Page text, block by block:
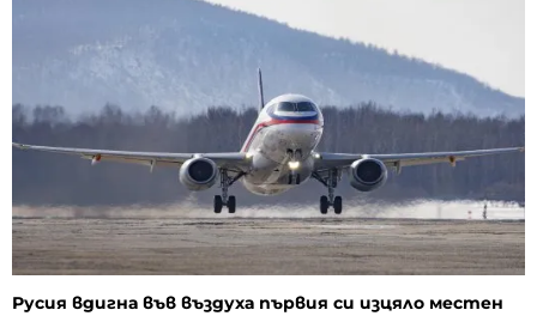
Русия вдигна във въздуха първия си изцяло местен